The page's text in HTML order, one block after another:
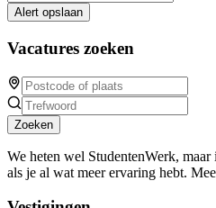
Alert opslaan
Vacatures zoeken
Zoeken
We heten wel StudentenWerk,
als je al wat meer ervaring hebt.